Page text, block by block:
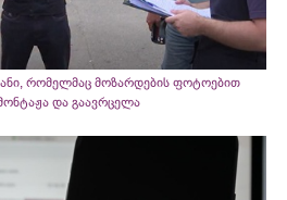
რომელმაც მოზარდების ფოტოებით
და გაავრცელა